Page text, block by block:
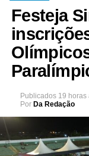
Festeja
Publicados 19 horas
Por Da Redação